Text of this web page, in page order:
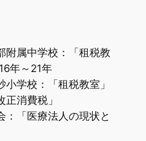
附属中学校：「租税教
年～21年
小学校：「租税教室」
消費税」
：「医療法人の現状と